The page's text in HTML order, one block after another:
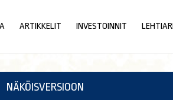
ARTIKKELIT INVESTOINNIT
NÄKÖISVERSIOON